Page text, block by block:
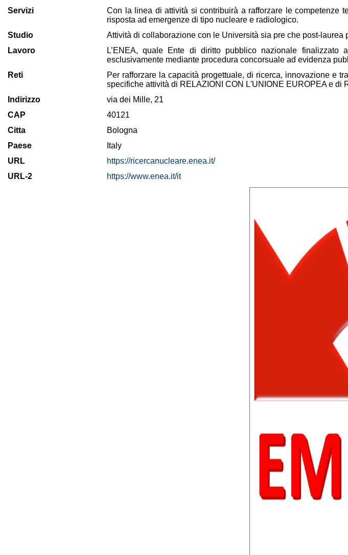
Servizi
Con la linea di attività si contribuirà a rafforzare le competenze
risposta ad emergenze di tipo nucleare e radiologico.
Studio
Attività di collaborazione con le Università sia pre che post-laurea
Lavoro
L’ENEA, quale Ente di diritto pubblico nazionale
esclusivamente mediante procedura concorsuale ad evidenza
Reti
Per rafforzare la capacità progettuale, di ricerca, innovazione e
specifiche attività di RELAZIONI CON L'UNIONE EUROPEA e di
Indirizzo
via dei Mille, 21
CAP
40121
Citta
Bologna
Paese
Italy
URL
https://ricercanucleare.enea.it/
URL-2
https://www.enea.it/it